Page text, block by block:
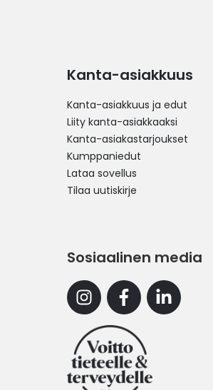
Kanta-asiakkuus
Kanta-asiakkuus ja edut
Liity kanta-asiakkaaksi
Kanta-asiakastarjoukset
Kumppaniedut
Lataa sovellus
Tilaa uutiskirje
Sosiaalinen media
InstagramFacebookLinkedin